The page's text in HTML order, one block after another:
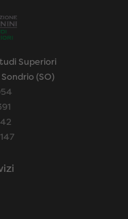
Superiori
(SO)